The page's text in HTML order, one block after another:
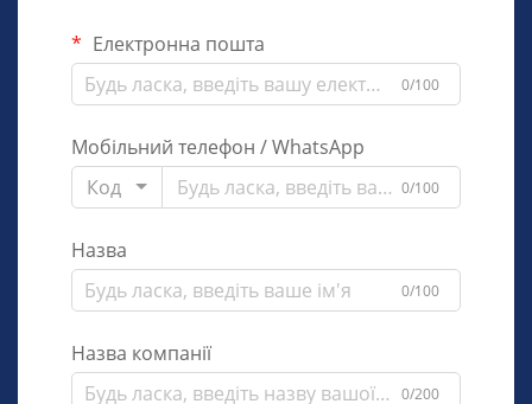
Електронна пошта
0/100
Мобільний телефон / WhatsApp
Код
0/100
Назва
0/100
Назва компанії
0/200